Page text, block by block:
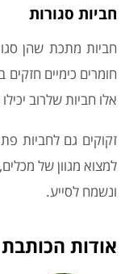
חביות סגורות
חביות מתכת שהן
חומרים כימיים
אלו חביות שלרוב
זקוקים גם לחביות
ונשמח לסייע.
אודות הכותבת